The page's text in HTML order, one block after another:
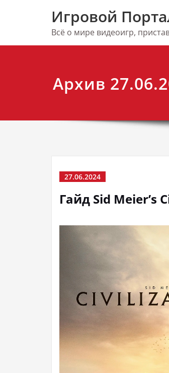
Игровой
Всё о мире видеоигр,
Архив
27.06.2024
Гайд Sid Meier’s